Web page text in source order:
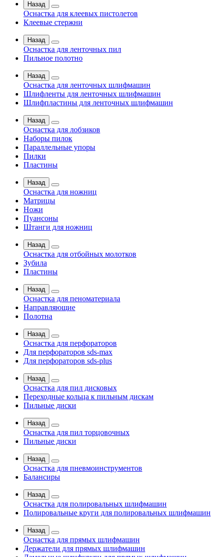
Назад
Оснастка для клеевых пистолетов
Клеевые стержни
Назад
Оснастка для ленточных пил
Пильное полотно
Назад
Оснастка для ленточных шлифмашин
Шлифленты для ленточных шлифмашин
Шлифпластины для ленточных шлифмашин
Назад
Оснастка для лобзиков
Наборы пилок
Параллельные упоры
Пилки
Пластины
Назад
Оснастка для ножниц
Матрицы
Ножи
Пуансоны
Штанги для ножниц
Назад
Оснастка для отбойных молотков
Зубила
Пластины
Назад
Оснастка для пеноматериала
Направляющие
Полотна
Назад
Оснастка для перфораторов
Для перфораторов sds-max
Для перфораторов sds-plus
Назад
Оснастка для пил дисковых
Переходные кольца к пильным дискам
Пильные диски
Назад
Оснастка для пил торцовочных
Пильные диски
Назад
Оснастка для пневмоинструментов
Балансиры
Назад
Оснастка для полировальных шлифмашин
Полировальные круги для полировальных шлифмашин
Назад
Оснастка для прямых шлифмашин
Держатели для прямых шлифмашин